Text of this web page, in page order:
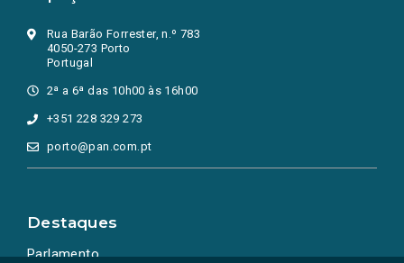
Rua Barão Forrester, n.º 783
4050-273 Porto
Portugal
2ª a 6ª das 10h00 às 16h00
+351 228 329 273
porto@pan.com.pt
Destaques
Parlamento